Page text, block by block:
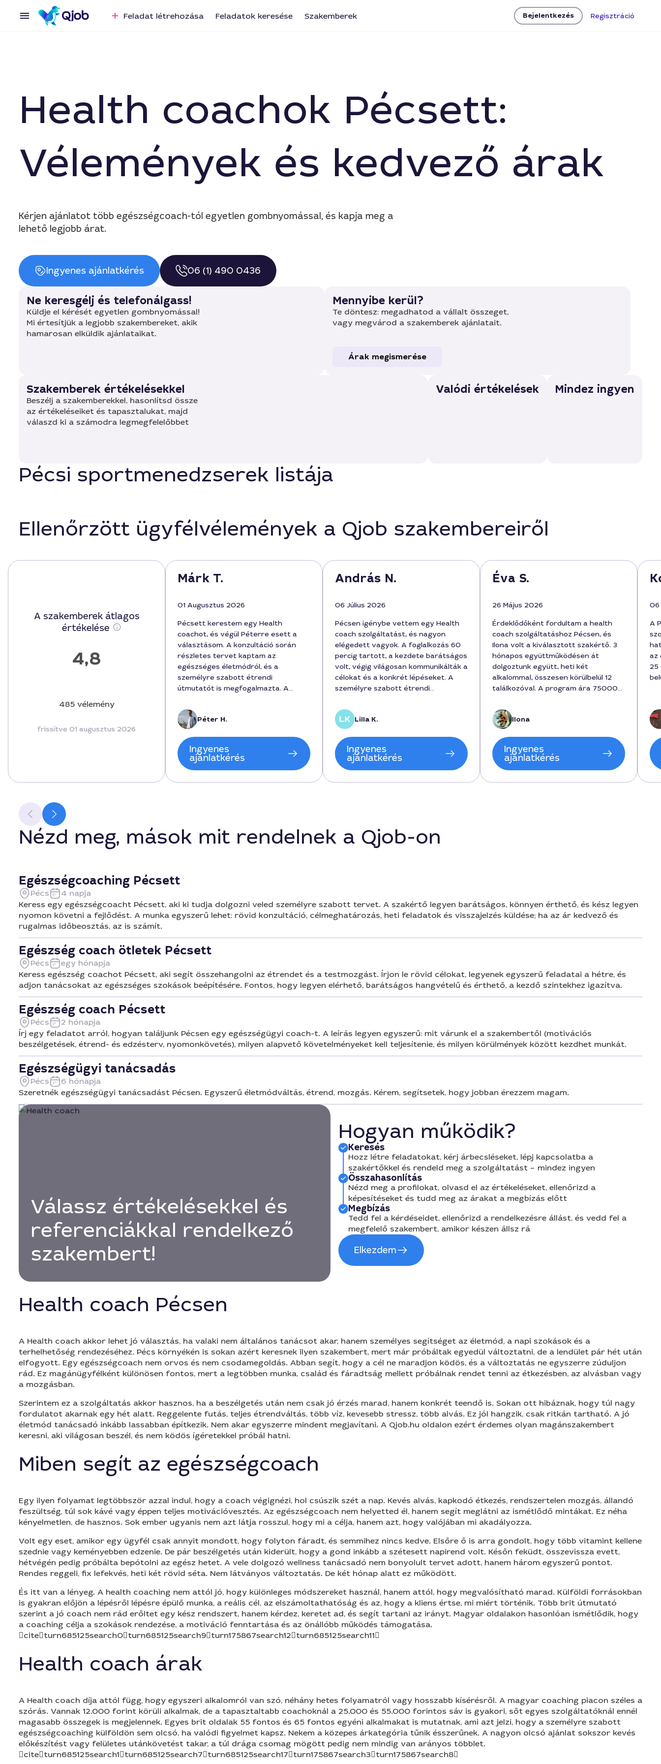
Feladat létrehozása Feladatok keresése Szakemberek Bejelentkezés Regisztráció
Health coachok Pécsett:
Vélemények és kedvező árak
Kérjen ajánlatot több egészségcoach-tól egyetlen gombnyomással, és kapja meg a
lehető legjobb árat.
Ingyenes ajánlatkérés 06 (1) 490 0436
Ne keresgélj és telefonálgass!
Küldje el kérését egyetlen gombnyomással!
Mi értesítjük a legjobb szakembereket, akik
hamarosan elküldik ajánlataikat.
Mennyibe kerül?
Te döntesz: megadhatod a vállalt összeget,
vagy megvárod a szakemberek ajánlatait.
Árak megismerése
Szakemberek értékelésekkel
Beszélj a szakemberekkel, hasonlítsd össze
az értékeléseiket és tapasztalukat, majd
válaszd ki a számodra legmegfelelőbbet
Valódi értékelések Mindez ingyen
Pécsi sportmenedzserek listája
Ellenőrzött ügyfélvélemények a Qjob szakembereiről
A szakemberek átlagos
értékelése
4,8
485 vélemény
frissítve 01 augusztus 2026
Márk T.
01 Augusztus 2026
Pécsett kerestem egy Health
coachot, és végül Péterre esett a
választásom. A konzultáció során
részletes tervet kaptam az
egészséges életmódról, és a
személyre szabott étrendi
útmutatót is megfogalmazta. A
próbálkozásoktól, és már az első
hónapban 3 kg-t fogytam. A munka
ára 58000 forint volt, a szolgáltatás
hossza körülbelül hat hét. A hosszú
távú elköteleződést is támogatja a
szakértő, aki mindig elérhető volt
Péter H.
Ingyenes
ajánlatkérés
András N.
06 Július 2026
Pécsen igénybe vettem egy Health
coach szolgáltatást, és nagyon
elégedett vagyok. A foglalkozás 60
percig tartott, a kezdete barátságos
volt, végig világosan kommunikálták a
célokat és a konkrét lépéseket. A
személyre szabott étrendi
edzésötletek megkönnyítették a heti
tervezést. A díjazás 18 000 forint
volt, és a hosszú távú eredmények
felé vezető út ismertetése is
biztosított volt.
Lilla K.
Ingyenes
ajánlatkérés
Éva S.
26 Május 2026
Érdeklődőként fordultam a health
coach szolgáltatáshoz Pécsen, és
Ilona volt a kiválasztott szakértő. 3
hónapos együttműködésen át
dolgoztunk együtt, heti két
alkalommal, összesen körülbelül 12
találkozóval. A program ára 75000
étrendi és mozgásos tippek tartósan
javították az energiaszintemet.
Ilona
Ingyenes
ajánlatkérés
06
A
az
25
Nézd meg, mások mit rendelnek a Qjob-on
Egészségcoaching Pécsett
Pécs
4 napja
Keress egy egészségcoacht Pécsett, aki ki tudja dolgozni veled személyre szabott tervet. A szakértő legyen barátságos, könnyen érthető, és kész legyen
nyomon követni a fejlődést. A munka egyszerű lehet: rövid konzultáció, célmeghatározás, heti feladatok és visszajelzés küldése; ha az ár kedvező és
rugalmas időbeosztás, az is számít.
Egészség coach ötletek Pécsett
Pécs
egy hónapja
Keress egészség coachot Pécsett, aki segít összehangolni az étrendet és a testmozgást. Írjon le rövid célokat, legyenek egyszerű feladatai a hétre, és
adjon tanácsokat az egészséges szokások beépítésére. Fontos, hogy legyen elérhető, barátságos hangvételű és érthető, a kezdő szintekhez igazítva.
Egészség coach Pécsett
Pécs
2 hónapja
Írj egy feladatot arról, hogyan találjunk Pécsen egy egészségügyi coach-t. A leírás legyen egyszerű: mit várunk el a szakembertől (motivációs
beszélgetések, étrend- és edzésterv, nyomonkövetés), milyen alapvető követelményeket kell teljesítenie, és milyen körülmények között kezdhet munkát.
Egészségügyi tanácsadás
Pécs
6 hónapja
Szeretnék egészségügyi tanácsadást Pécsen. Egyszerű életmódváltás, étrend, mozgás. Kérem, segítsetek, hogy jobban érezzem magam.
Válassz értékelésekkel és
referenciákkal rendelkező
szakembert!
Hogyan működik?
Keresés
Hozz létre feladatokat, kérj árbecsléseket, lépj kapcsolatba a
szakértőkkel és rendeld meg a szolgáltatást – mindez ingyen
Összahasonlítás
Nézd meg a profilokat, olvasd el az értékeléseket, ellenőrizd a
képesítéseket és tudd meg az árakat a megbízás előtt
Megbízás
Tedd fel a kérdéseidet, ellenőrizd a rendelkezésre állást, és vedd fel a
megfelelő szakembert, amikor készen állsz rá
Elkezdem
Health coach Pécsen
A Health coach akkor lehet jó választás, ha valaki nem általános tanácsot akar, hanem személyes segítséget az életmód, a napi szokások és a
terhelhetőség rendezéséhez. Pécs környékén is sokan azért keresnek ilyen szakembert, mert már próbáltak egyedül változtatni, de a lendület pár hét után
elfogyott. Egy egészségcoach nem orvos és nem csodamegoldás. Abban segít, hogy a cél ne maradjon ködös, és a változtatás ne egyszerre zúduljon
rád. Ez magánügyfélként különösen fontos, mert a legtöbben munka, család és fáradtság mellett próbálnak rendet tenni az étkezésben, az alvásban vagy
a mozgásban.
Szerintem ez a szolgáltatás akkor hasznos, ha a beszélgetés után nem csak jó érzés marad, hanem konkrét teendő is. Sokan ott hibáznak, hogy túl nagy
fordulatot akarnak egy hét alatt. Reggelente futás, teljes étrendváltás, több víz, kevesebb stressz, több alvás. Ez jól hangzik, csak ritkán tartható. A jó
életmód tanácsadó inkább lassabban építkezik. Nem akar egyszerre mindent megjavítani. A Qjob.hu oldalon ezért érdemes olyan magánszakembert
keresni, aki világosan beszél, és nem ködös ígéretekkel próbál hatni.
Miben segít az egészségcoach
Egy ilyen folyamat legtöbbször azzal indul, hogy a coach végignézi, hol csúszik szét a nap. Kevés alvás, kapkodó étkezés, rendszertelen mozgás, állandó
feszültség, túl sok kávé vagy éppen teljes motivációvesztés. Az egészségcoach nem helyetted él, hanem segít meglátni az ismétlődő mintákat. Ez néha
kényelmetlen, de hasznos. Sok ember ugyanis nem azt látja rosszul, hogy mi a célja, hanem azt, hogy valójában mi akadályozza.
Volt egy eset, amikor egy ügyfél csak annyit mondott, hogy folyton fáradt, és semmihez nincs kedve. Elsőre ő is arra gondolt, hogy több vitamint kellene
szednie vagy keményebben edzenie. De pár beszélgetés után kiderült, hogy a gond inkább a szétesett napirend volt. Későn feküdt, összevissza evett,
hétvégén pedig próbálta bepótolni az egész hetet. A vele dolgozó wellness tanácsadó nem bonyolult tervet adott, hanem három egyszerű pontot.
Rendes reggeli, fix lefekvés, heti két rövid séta. Nem látványos változtatás. De két hónap alatt ez működött.
És itt van a lényeg. A health coaching nem attól jó, hogy különleges módszereket használ, hanem attól, hogy megvalósítható marad. Külföldi forrásokban
is gyakran előjön a lépésről lépésre épülő munka, a reális cél, az elszámoltathatóság és az, hogy a kliens értse, mi miért történik. Több brit útmutató
szerint a jó coach nem rád erőltet egy kész rendszert, hanem kérdez, keretet ad, és segít tartani az irányt. Magyar oldalakon hasonlóan ismétlődik, hogy
a coaching célja a szokások rendezése, a motiváció fenntartása és az önállóbb működés támogatása.
citeturn685125search0turn685125search9turn175867search12turn685125search11
Health coach árak
A Health coach díja attól függ, hogy egyszeri alkalomról van szó, néhány hetes folyamatról vagy hosszabb kísérésről. A magyar coaching piacon széles a
szórás. Vannak 12.000 forint körüli alkalmak, de a tapasztaltabb coachoknál a 25.000 és 55.000 forintos sáv is gyakori, sőt egyes szolgáltatóknál ennél
magasabb összegek is megjelennek. Egyes brit oldalak 55 fontos és 65 fontos egyéni alkalmakat is mutatnak, ami azt jelzi, hogy a személyre szabott
egészségcoaching külföldön sem olcsó, ha valódi figyelmet kapsz. Nekem a közepes árkategória tűnik ésszerűnek. A nagyon olcsó ajánlat sokszor kevés
előkészítést vagy felületes utánkövetést takar, a túl drága csomag mögött pedig nem mindig van arányos többlet.
citeturn685125search1turn685125search7turn685125search17turn175867search3turn175867search8